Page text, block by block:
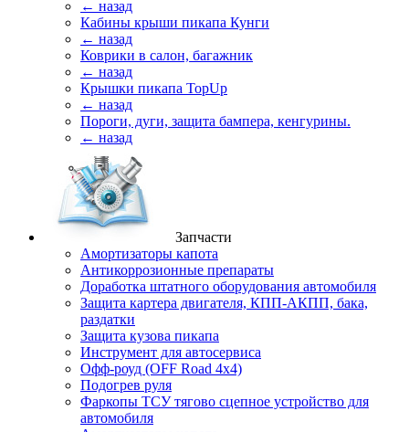
← назад
Кабины крыши пикапа Кунги
← назад
Коврики в салон, багажник
← назад
Крышки пикапа TopUp
← назад
Пороги, дуги, защита бампера, кенгурины.
← назад
Запчасти
Амортизаторы капота
Антикоррозионные препараты
Доработка штатного оборудования автомобиля
Защита картера двигателя, КПП-АКПП, бака,
раздатки
Защита кузова пикапа
Инструмент для автосервиса
Офф-роуд (OFF Road 4x4)
Подогрев руля
Фаркопы ТСУ тягово сцепное устройство для
автомобиля